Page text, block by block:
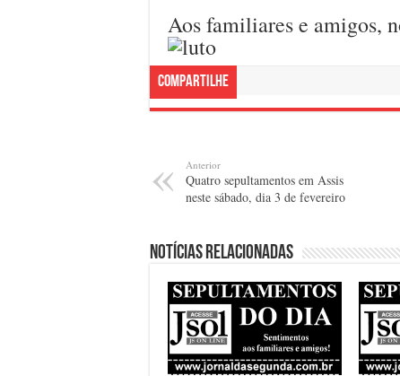
Aos familiares e amigos,
Compartilhe
Anterior
Quatro sepultamentos em Assis
neste sábado, dia 3 de fevereiro
Notícias relacionadas